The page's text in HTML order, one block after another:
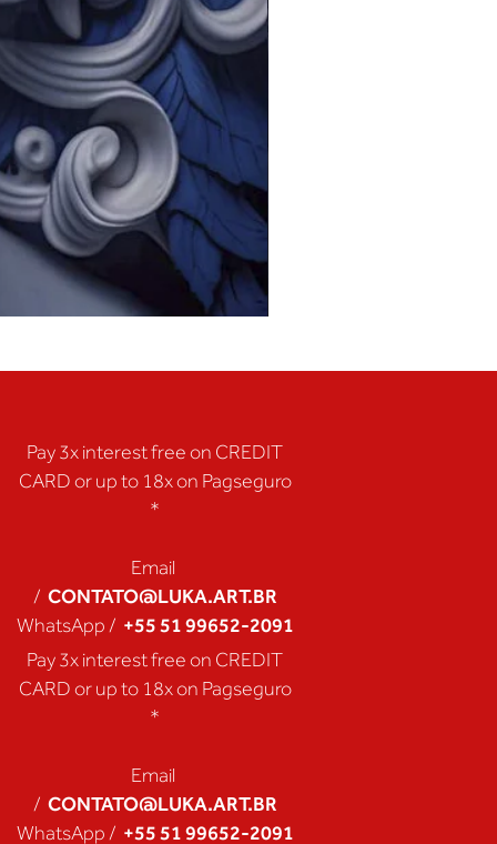
Pay 3x interest free on CREDIT
CARD or up to 18x on Pagseguro
*
Email
/ CONTATO@LUKA.ART.BR
WhatsApp / +55 51 99652-2091
Pay 3x interest free on CREDIT
CARD or up to 18x on Pagseguro
*
Email
/ CONTATO@LUKA.ART.BR
WhatsApp / +55 51 99652-2091